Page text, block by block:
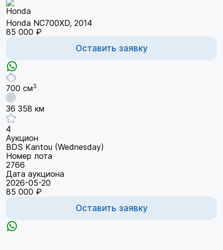
Honda NC700XD, 2014
85 000 ₽
Оставить заявку
700 см3
36 358 км
4
Аукцион
BDS Kantou (Wednesday)
Номер лота
2766
Дата аукциона
2026-05-20
85 000 ₽
Оставить заявку